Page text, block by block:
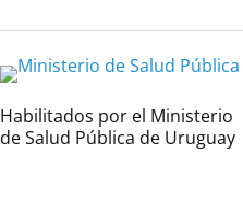
Habilitados por el Ministerio
de Salud Pública de Uruguay